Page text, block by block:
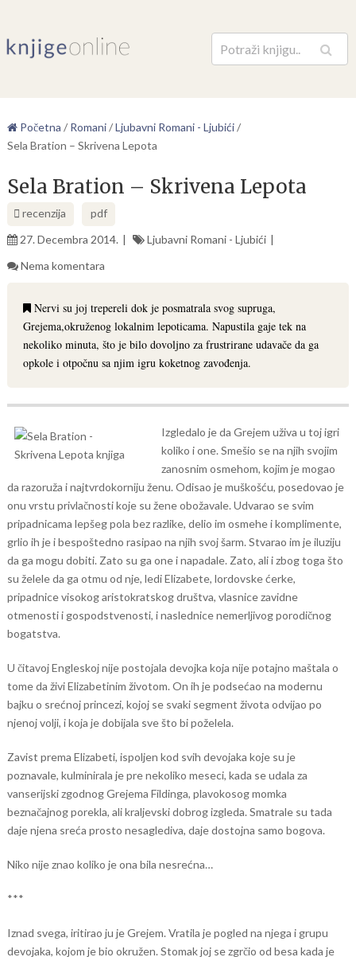
Pretraga
Početna / Romani/Ljubavni Romani - Ljubići/
Sela Bration – Skrivena Lepota
Sela Bration – Skrivena Lepota
recenzija
pdf
27. Decembra 2014.
Ljubavni Romani - Ljubići
Nema komentara
Nervi su joj trepereli dok je posmatrala svog supruga,
Grejema,okruženog lokalnim lepoticama. Napustila gaje tek na
nekoliko minuta, što je bilo dovoljno za frustrirane udavače da ga
opkole i otpočnu sa njim igru koketnog zavođenja.
Izgledalo je da Grejem uživa u toj igri
koliko i one. Smešio se na njih svojim
zanosnim osmehom, kojim je mogao
da razoruža i najtvrdokorniju ženu. Odisao je muškošću, posedovao je
onu vrstu privlačnosti koje su žene obožavale. Udvarao se svim
pripadnicama lepšeg pola bez razlike, delio im osmehe i komplimente,
grlio ih je i bespoštedno rasipao na njih svoj šarm. Stvarao im je iluziju
da ga mogu dobiti. Zato su ga one i napadale. Zato, ali i zbog toga što
su želele da ga otmu od nje, ledi Elizabete, lordovske ćerke,
pripadnice visokog aristokratskog društva, vlasnice zavidne
otmenosti i gospodstvenosti, i naslednice nemerljivog porodičnog
bogatstva.
U čitavoj Engleskoj nije postojala devojka koja nije potajno maštala o
tome da živi Elizabetinim životom. On ih je podsećao na modernu
bajku o srećnoj princezi, kojoj se svaki segment života odvijao po
njenoj volji, i koja je dobijala sve što bi poželela.
Zavist prema Elizabeti, ispoljen kod svih devojaka koje su je
poznavale, kulminirala je pre nekoliko meseci, kada se udala za
vanserijski zgodnog Grejema Fildinga, plavokosog momka
beznačajnog porekla, ali kraljevski dobrog izgleda. Smatrale su tada
daje njena sreća prosto nesaglediva, daje dostojna samo bogova.
Niko nije znao koliko je ona bila nesrećna…
***
Iznad svega, iritirao ju je Grejem. Vratila je pogled na njega i grupu
devojaka, kojom je bio okružen. Stomak joj se zgrčio od besa kada je